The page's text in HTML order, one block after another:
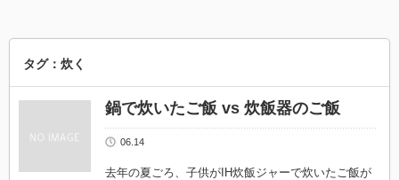
タグ：炊く
鍋で炊いたご飯 vs 炊飯器のご飯
06.14
去年の夏ごろ、子供がIH炊飯ジャーで炊いたご飯が